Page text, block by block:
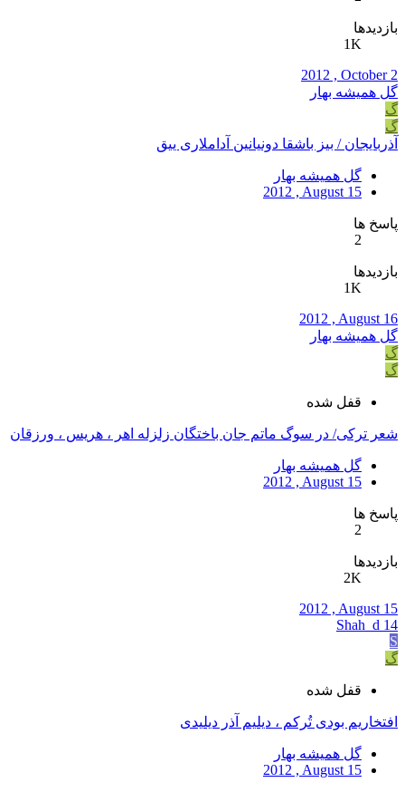
بازدیدها
1K
2012 , October 2
گل همیشه بهار
گ
گ
آذربایجان / بیز باشقا دونیانین آداملاری‏ ییق
گل همیشه بهار
2012 , August 15
پاسخ ها
2
بازدیدها
1K
2012 , August 16
گل همیشه بهار
گ
گ
قفل شده
شعر ترکی/ در سوگ ماتم جان باختگان زلزله اهر ، هریس ، ورزقان
گل همیشه بهار
2012 , August 15
پاسخ ها
2
بازدیدها
2K
2012 , August 15
Shah_d 14
S
گ
قفل شده
افتخاریم بودی تُرکم ، دیلیم آذر دیلیدی
گل همیشه بهار
2012 , August 15